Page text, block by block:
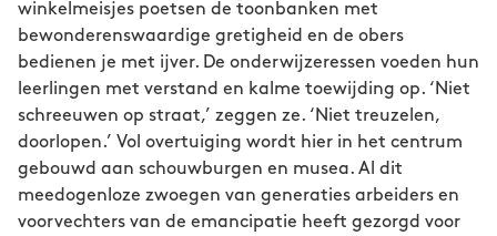
winkelmeisjes poetsen de toonbanken met
bewonderenswaardige gretigheid en de obers
bedienen je met ijver. De onderwijzeressen voeden hun
leerlingen met verstand en kalme toewijding op. ‘Niet
schreeuwen op straat,’ zeggen ze. ‘Niet treuzelen,
doorlopen.’ Vol overtuiging wordt hier in het centrum
gebouwd aan schouwburgen en musea. Al dit
meedogenloze zwoegen van generaties arbeiders en
voorvechters van de emancipatie heeft gezorgd voor